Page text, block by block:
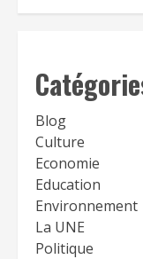
Blog
Culture
Economie
Education
Environnement
La UNE
Politique